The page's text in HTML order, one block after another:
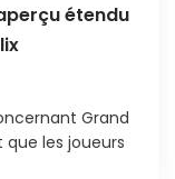
étendu
Grand
les joueurs